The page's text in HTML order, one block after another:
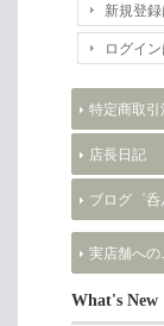
新規登
ログイ
特定商取引
店長日記
ブログ゜
実店舗へ
What's New